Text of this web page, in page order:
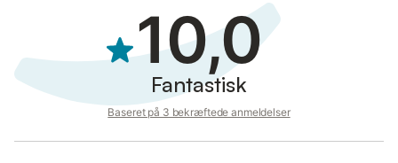
10,0
Fantastisk
Baseret på 3 bekræftede anmeldelser